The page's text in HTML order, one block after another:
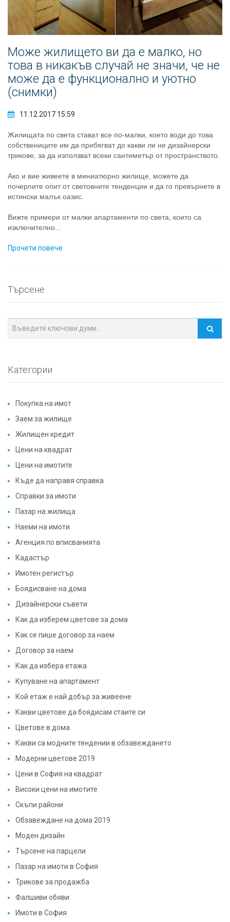
Може жилището ви да е малко, но
това в никакъв случай не значи, че не
може да е функционално и уютно
(снимки)
11.12.2017 15:59
Жилищата по света стават все по-малки, което води до това
собствениците им да прибягват до какви ли не дизайнерски
трикове, за да използват всеки сантиметър от пространството.
Ако и вие живеете в миниатюрно жилище, можете да
почерпите опит от световните тенденции и да го превърнете в
истински малък оазис.
Вижте примери от малки апартаменти по света, които са
изключително...
Прочети повече
Търсене
Категории
Покупка на имот
Заем за жилище
Жилищен кредит
Цени на квадрат
Цени на имотите
Къде да направя справка
Справки за имоти
Пазар на жилища
Наеми на имоти
Агенция по вписванията
Кадастър
Имотен регистър
Боядисване на дома
Дизайнерски съвети
Как да изберем цветове за дома
Как се пише договор за наем
Договор за наем
Как да избера етажа
Купуване на апартамент
Кой етаж е най добър за живеене
Какви цветове да боядисам стаите си
Цветове в дома
Какви са модните тендении в обзавеждането
Модерни цветове 2019
Цени в София на квадрат
Високи цени на имотите
Скъпи райони
Обзавеждане на дома 2019
Моден дизайн
Търсене на парцели
Пазар на имоти в София
Трикове за продажба
Фалшиви обяви
Имоти в София